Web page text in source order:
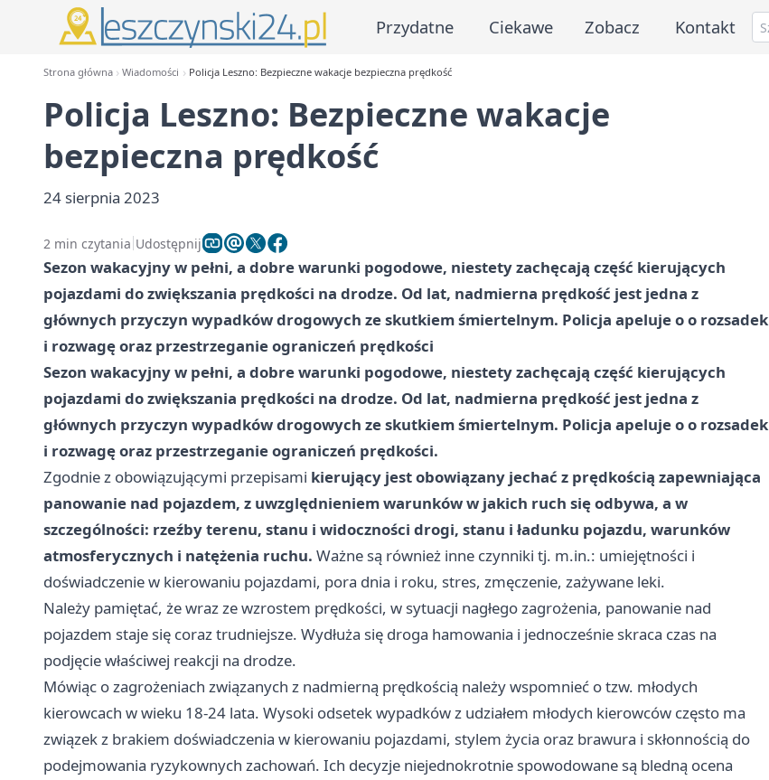
Przydatne Ciekawe Zobacz Kontakt
Strona główna Wiadomości Policja Leszno: Bezpieczne wakacje bezpieczna prędkość
Policja Leszno: Bezpieczne wakacje
bezpieczna prędkość
24 sierpnia 2023
2 min czytania Udostępnij
Sezon wakacyjny w pełni, a dobre warunki pogodowe, niestety zachęcają część kierujących
pojazdami do zwiększania prędkości na drodze. Od lat, nadmierna prędkość jest jedna z
głównych przyczyn wypadków drogowych ze skutkiem śmiertelnym. Policja apeluje o o rozsadek
i rozwagę oraz przestrzeganie ograniczeń prędkości
Sezon wakacyjny w pełni, a dobre warunki pogodowe, niestety zachęcają część kierujących
pojazdami do zwiększania prędkości na drodze. Od lat, nadmierna prędkość jest jedna z
głównych przyczyn wypadków drogowych ze skutkiem śmiertelnym. Policja apeluje o o rozsadek
i rozwagę oraz przestrzeganie ograniczeń prędkości.
Zgodnie z obowiązującymi przepisami kierujący jest obowiązany jechać z prędkością zapewniająca
panowanie nad pojazdem, z uwzględnieniem warunków w jakich ruch się odbywa, a w
szczególności: rzeźby terenu, stanu i widoczności drogi, stanu i ładunku pojazdu, warunków
atmosferycznych i natężenia ruchu. Ważne są również inne czynniki tj. m.in.: umiejętności i
doświadczenie w kierowaniu pojazdami, pora dnia i roku, stres, zmęczenie, zażywane leki.
Należy pamiętać, że wraz ze wzrostem prędkości, w sytuacji nagłego zagrożenia, panowanie nad
pojazdem staje się coraz trudniejsze. Wydłuża się droga hamowania i jednocześnie skraca czas na
podjęcie właściwej reakcji na drodze.
Mówiąc o zagrożeniach związanych z nadmierną prędkością należy wspomnieć o tzw. młodych
kierowcach w wieku 18-24 lata. Wysoki odsetek wypadków z udziałem młodych kierowców często ma
związek z brakiem doświadczenia w kierowaniu pojazdami, stylem życia oraz brawura i skłonnością do
podejmowania ryzykownych zachowań. Ich decyzje niejednokrotnie spowodowane są bledną ocena